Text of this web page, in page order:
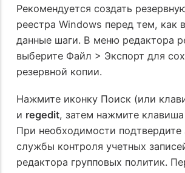
Рекомендуется создать
реестра Windows перед тем, как
данные шаги. В меню редактора
выберите Файл > Экспорт для
резервной копии.
Нажмите иконку Поиск (или
и regedit, затем нажмите клавиша
При необходимости подтвердите
службы контроля учетных
редактора групповых политик.